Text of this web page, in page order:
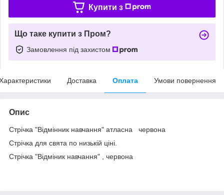
Купити з
Що таке купити з Пром?
Замовлення під захистом
Доставка Оплата Умови повернення
Опис
Стрічка "Відмінник навчання" атласна червона
Стрічка для свята по низькій ціні.
Стрічка "Відміник навчання" , червона